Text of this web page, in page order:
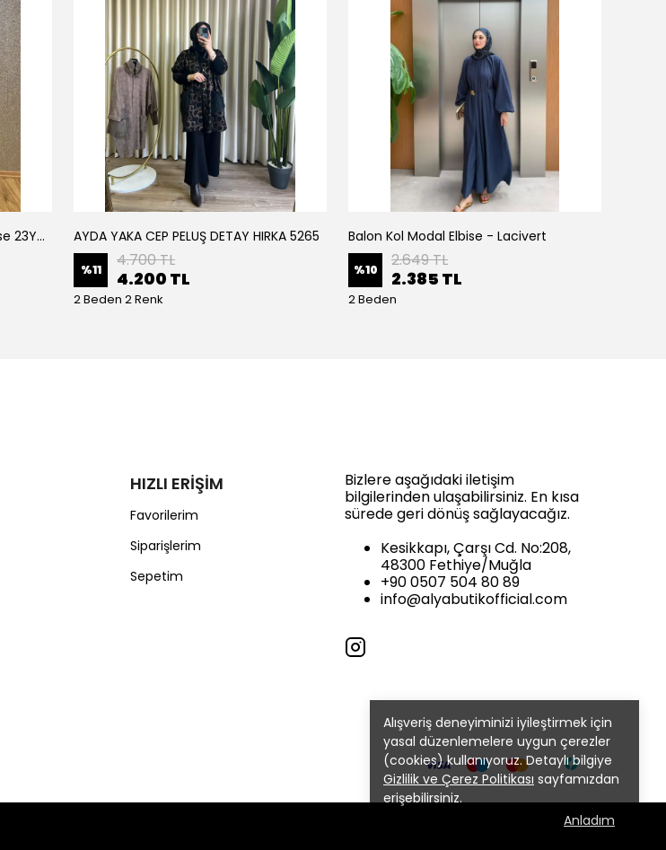
Alışveriş deneyiminizi iyileştirmek için
yasal düzenlemelere uygun çerezler
(cookies) kullanıyoruz. Detaylı bilgiye
Gizlilik ve Çerez Politikası sayfamızdan
erişebilirsiniz.
Anladım
Armine Manşeti Piliseli Abiye Elbise 23Y9617 AYDA YAKA CEP PELUŞ DETAY HIRKA 5265
%11 4.700 TL
4.200 TL
2 Beden 2 Renk
Balon Kol Modal Elbise - Lacivert
%10 2.649 TL
2.385 TL
2 Beden
HIZLI ERİŞİM
Favorilerim
Siparişlerim
Sepetim
Bizlere aşağıdaki iletişim
bilgilerinden ulaşabilirsiniz. En kısa
sürede geri dönüş sağlayacağız.
Kesikkapı, Çarşı Cd. No:208,
48300 Fethiye/Muğla
+90 0507 504 80 89
info@alyabutikofficial.com